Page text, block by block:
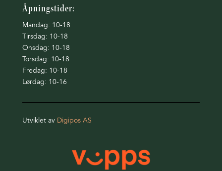
Åpningstider:
Mandag: 10-18
Tirsdag: 10-18
Onsdag: 10-18
Torsdag: 10-18
Fredag: 10-18
Lørdag: 10-16
Utviklet av Digipos AS